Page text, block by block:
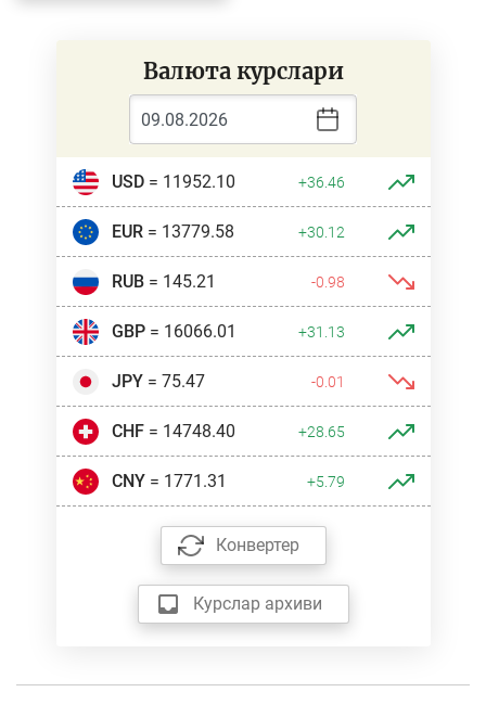
Валюта курслари
USD= 11952.10 +36.46
EUR= 13779.58 +30.12
RUB= 145.21 -0.98
GBP= 16066.01 +31.13
JPY= 75.47 -0.01
CHF= 14748.40 +28.65
CNY= 1771.31 +5.79
Конвертер
Курслар архиви